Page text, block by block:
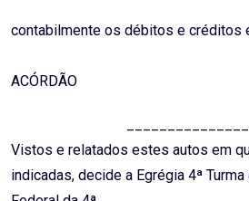
contabilmente os débitos e créditos
ACÓRDÃO
Vistos e relatados estes autos em
indicadas, decide a Egrégia 4ª Turma